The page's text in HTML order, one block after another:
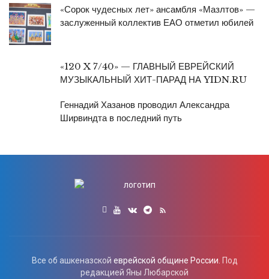
«Сорок чудесных лет» ансамбля «Мазлтов» —
заслуженный коллектив ЕАО отметил юбилей
«120 X 7/40» — ГЛАВНЫЙ ЕВРЕЙСКИЙ
МУЗЫКАЛЬНЫЙ ХИТ-ПАРАД НА YIDN.RU
Геннадий Хазанов проводил Александра
Ширвиндта в последний путь
Все об ашкеназской еврейской общине России. Под
редакцией Яны Любарской